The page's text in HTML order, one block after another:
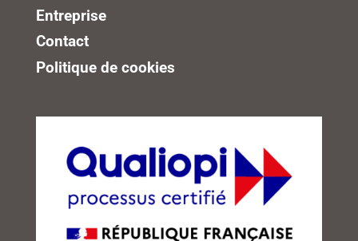
Entreprise
Contact
Politique de cookies